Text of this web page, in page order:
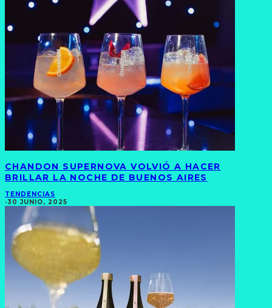
CHANDON SUPERNOVA VOLVIÓ A HACER
BRILLAR LA NOCHE DE BUENOS AIRES
TENDENCIAS
·30 JUNIO, 2025